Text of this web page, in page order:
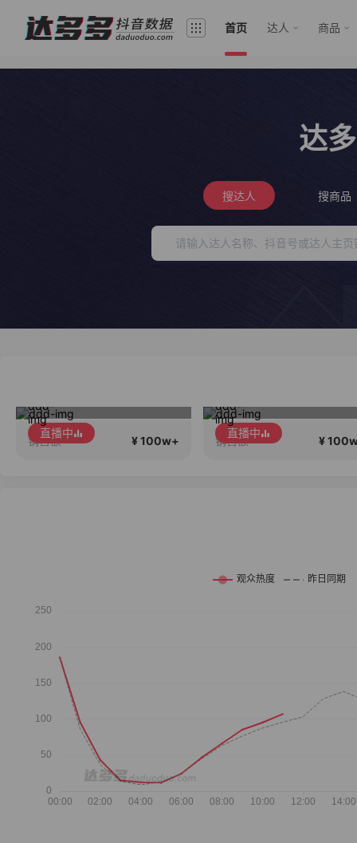
首页 达人 商品
达
搜达人 搜商品
直播中
销售额 ¥ 100w+
直播中
销售额 ¥